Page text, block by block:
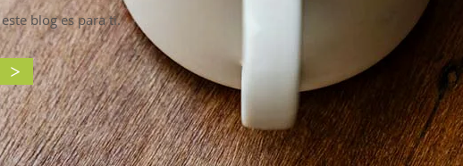
este blog es para ti.
>